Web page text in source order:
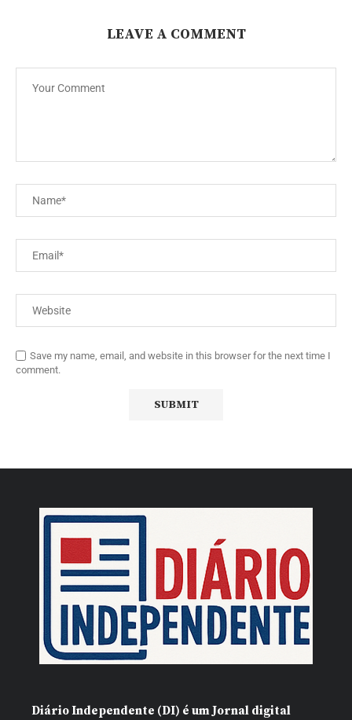
LEAVE A COMMENT
Save my name, email, and website in this browser for the next time I
comment.
Diário Independente (DI) é um Jornal digital